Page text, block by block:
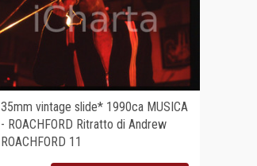
35mm vintage slide* 1990ca MUSICA
- ROACHFORD Ritratto di Andrew
ROACHFORD 11